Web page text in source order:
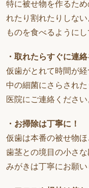
特に被せ物を作るた
れたり割れたりしな
ものを食べるようにし
・取れたらすぐに連絡
仮歯がとれて時間が
中の細菌にさらされ
医院にご連絡ください
・お掃除は丁寧に！
仮歯は本番の被せ物
歯茎との境目の小さ
みがきは丁寧にお願い